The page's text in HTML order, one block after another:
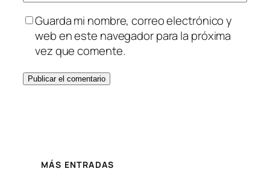
Guarda mi nombre, correo electrónico y
web en este navegador para la próxima
vez que comente.
MÁS ENTRADAS